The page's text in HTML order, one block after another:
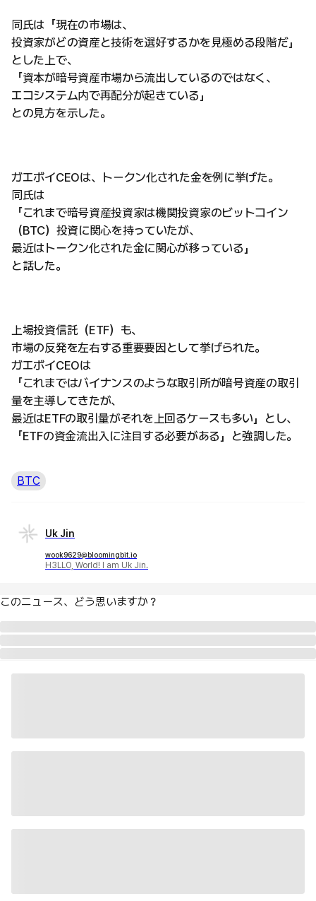
同氏は「現在の市場は、
投資家がどの資産と技術を選好するかを見極める段階だ」
とした上で、
「資本が暗号資産市場から流出しているのではなく、
エコシステム内で再配分が起きている」
との見方を示した。
ガエボイCEOは、トークン化された金を例に挙げた。
同氏は
「これまで暗号資産投資家は機関投資家のビットコイン
（BTC）投資に関心を持っていたが、
最近はトークン化された金に関心が移っている」
と話した。
上場投資信託（ETF）も、
市場の反発を左右する重要要因として挙げられた。
ガエボイCEOは
「これまではバイナンスのような取引所が暗号資産の取引
量を主導してきたが、
最近はETFの取引量がそれを上回るケースも多い」とし、
「ETFの資金流出入に注目する必要がある」と強調した。
BTC
Uk Jin
wook9629@bloomingbit.io
H3LLO, World! I am Uk Jin.
このニュース、どう思いますか？